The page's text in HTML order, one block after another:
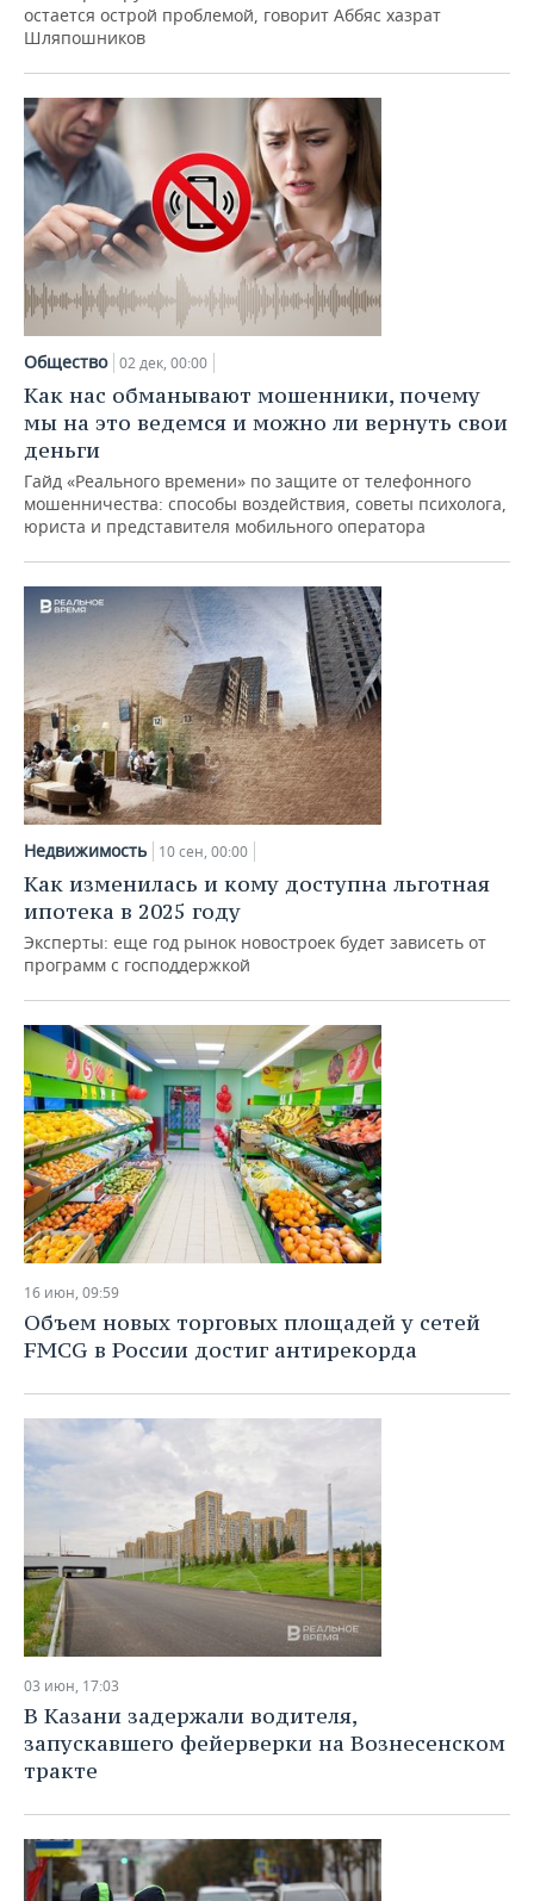
остается острой проблемой, говорит Аббяс хазрат
Шляпошников
Общество 02 дек, 00:00
Как нас обманывают мошенники, почему
мы на это ведемся и можно ли вернуть свои
деньги
Гайд «Реального времени» по защите от телефонного
мошенничества: способы воздействия, советы психолога,
юриста и представителя мобильного оператора
Недвижимость 10 сен, 00:00
Как изменилась и кому доступна льготная
ипотека в 2025 году
Эксперты: еще год рынок новостроек будет зависеть от
программ с господдержкой
16 июн, 09:59
Объем новых торговых площадей у сетей
FMCG в России достиг антирекорда
03 июн, 17:03
В Казани задержали водителя,
запускавшего фейерверки на Вознесенском
тракте